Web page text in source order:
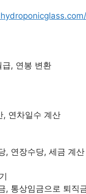
, 연봉 변환
, 연차일수 계산
, 연장수당, 세금 계산
, 통상임금으로 퇴직